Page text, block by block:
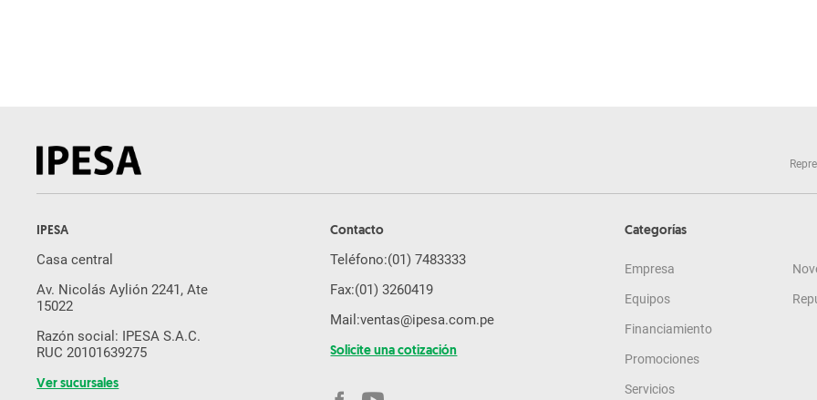
Miniexcavadora
Equipos usados
Martillo Hidraulico
IPESA
Casa central
Av. Nicolás Aylión 2241, Ate
15022
Razón social: IPESA S.A.C.
RUC 20101639275
Ver sucursales
Contacto
Teléfono:(01) 7483333
Fax:(01) 3260419
Mail:ventas@ipesa.com.pe
Solicite una cotización
Categorías
Empresa
Equipos
Financiamiento
Promociones
Servicios